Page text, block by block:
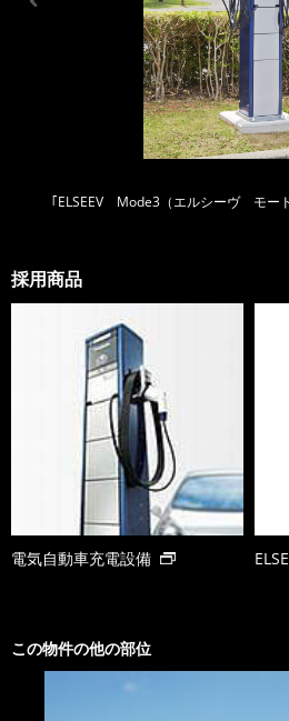
｢ELSEEV Mode3（エルシーヴ モード
採用商品
電気自動車充電設備
この物件の他の部位